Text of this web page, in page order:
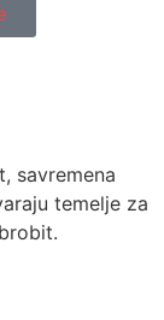
savremena
temelje za